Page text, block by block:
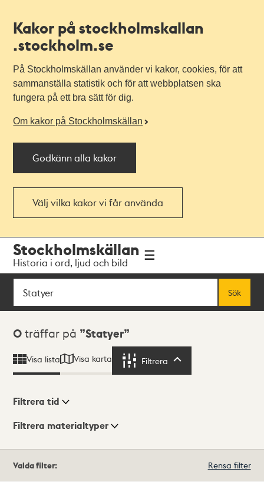
Kakor på stockholmskallan
.stockholm.se
På Stockholmskällan använder vi kakor, cookies, för att
sammanställa statistik och för att webbplatsen ska
fungera på ett bra sätt för dig.
Om kakor på Stockholmskällan
Godkänn alla kakor
Välj vilka kakor vi får använda
navigationen
huvudinnehållet
Stockholmskällan
Historia i ord, ljud och bild
Sök
Sök
Sökresultat
0 träffar på Statyer
Visa lista Visa karta Filtrera
Visningsläge
Filtrera tid
Filtrera materialtyper
träffar
Valda filter: Rensa filter